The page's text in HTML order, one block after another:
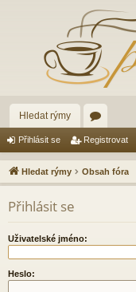
Hledat rýmy
ór
a
Přihlásit se Registrovat
Hledat rýmy Obsah fóra
Přihlásit se
Uživatelské jméno:
Heslo: